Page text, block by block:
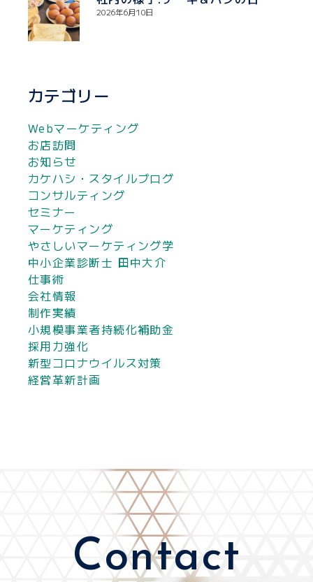
2026年6月10日
カテゴリー
Webマーケティング
お店訪問
お知らせ
カケハシ・スタイルブログ
コンサルティング
セミナー
マーケティング
やさしいマーケティング学
中小企業診断士 田中大介
仕事術
会社情報
制作実績
小規模事業者持続化補助金
採用力強化
新型コロナウイルス対策
経営革新計画
Contact